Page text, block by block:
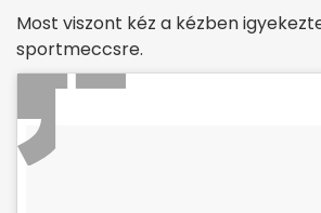
Most viszont kéz a kézben
sportmeccsre.